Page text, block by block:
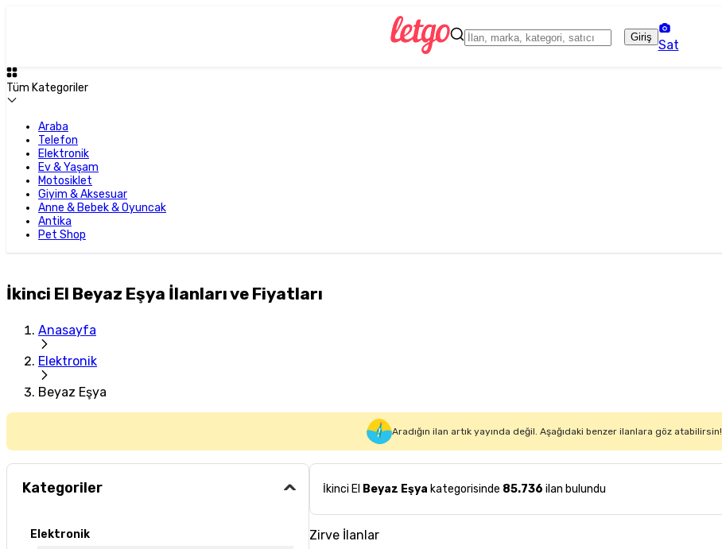
Giriş
Sat
Tüm Kategoriler
Araba
Telefon
Elektronik
Ev & Yaşam
Motosiklet
Giyim & Aksesuar
Anne & Bebek & Oyuncak
Antika
Pet Shop
İkinci El Beyaz Eşya İlanları ve Fiyatları
Anasayfa
Elektronik
Beyaz Eşya
Aradığın ilan artık yayında değil. Aşağıdaki benzer ilanlara göz atabilirsin!
Kategoriler
Elektronik
İkinci El Beyaz Eşya kategorisinde 85.736 ilan bulundu
Zirve İlanlar